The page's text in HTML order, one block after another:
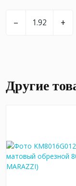
– +
Другие